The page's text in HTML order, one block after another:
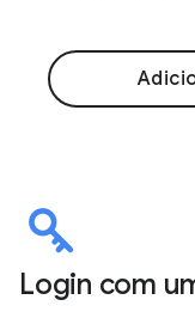
Login com